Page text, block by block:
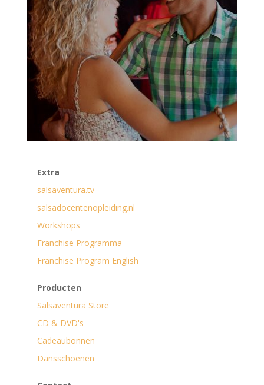
Extra
salsaventura.tv
salsadocentenopleiding.nl
Workshops
Franchise Programma
Franchise Program English
Producten
Salsaventura Store
CD & DVD's
Cadeaubonnen
Dansschoenen